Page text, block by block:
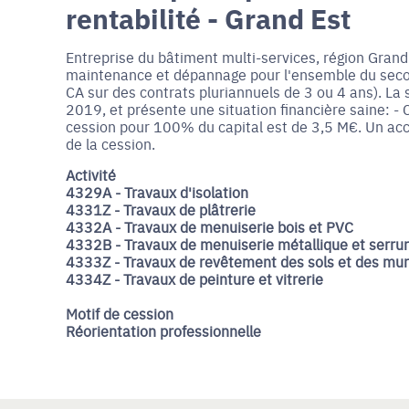
rentabilité - Grand Est
Entreprise du bâtiment multi-services, région
maintenance et dépannage pour l'ensemble du
CA sur des contrats pluriannuels de 3 ou 4 ans).
2019, et présente une situation financière saine:
cession pour 100% du capital est de 3,5 M€. Un
de la cession.
Activité
4329A - Travaux d'isolation
4331Z - Travaux de plâtrerie
4332A - Travaux de menuiserie bois et PVC
4332B - Travaux de menuiserie métallique et
4333Z - Travaux de revêtement des sols et des
4334Z - Travaux de peinture et vitrerie
Motif de cession
Réorientation professionnelle